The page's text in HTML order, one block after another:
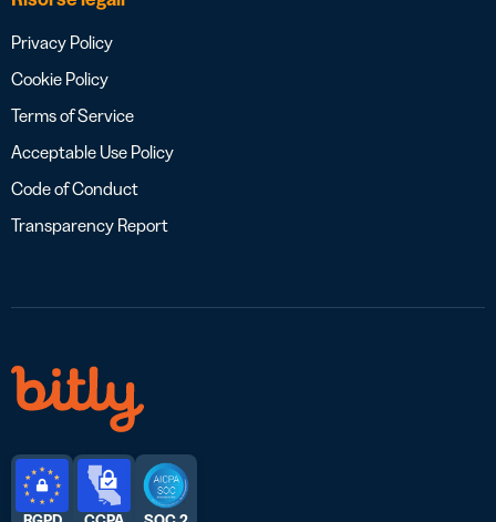
Privacy Policy
Cookie Policy
Terms of Service
Acceptable Use Policy
Code of Conduct
Transparency Report